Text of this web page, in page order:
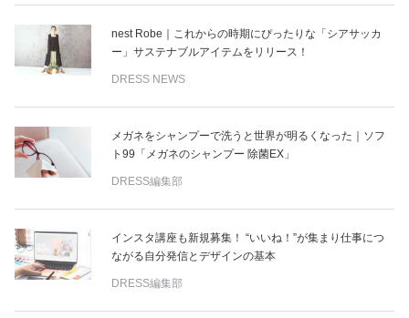
nest Robe｜これからの時期にぴったりな「シアサッカ
ー」サステナブルアイテムをリリース！
DRESS NEWS
メガネをシャンプーで洗うと世界が明るくなった｜ソフ
ト99「メガネのシャンプー 除菌EX」
DRESS編集部
インスタ講座も新規募集！ “いいね！”が集まり仕事につ
ながる自分発信とデザインの基本
DRESS編集部